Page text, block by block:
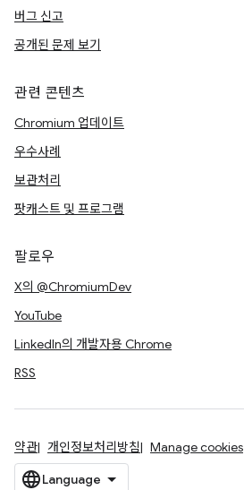
버그 신고
공개된 문제 보기
관련 콘텐츠
Chromium 업데이트
우수사례
보관처리
팟캐스트 및 프로그램
팔로우
X의 @ChromiumDev
YouTube
LinkedIn의 개발자용 Chrome
RSS
약관 개인정보처리방침 Manage cookies